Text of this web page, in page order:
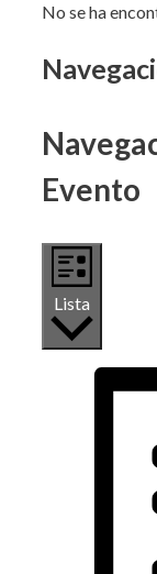
No se ha
Evento
Lista